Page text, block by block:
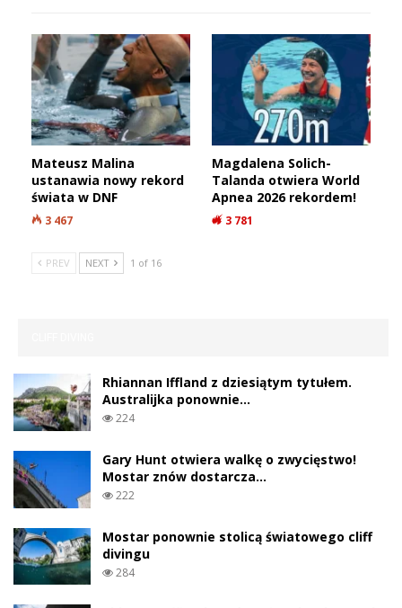
Mateusz Malina
ustanawia nowy rekord
świata w DNF
3 467
Magdalena Solich-
Talanda otwiera World
Apnea 2026 rekordem!
3 781
PREV NEXT 1 of 16
Rhiannan Iffland z dziesiątym tytułem.
Australijka ponownie…
224
Gary Hunt otwiera walkę o zwycięstwo!
Mostar znów dostarcza…
222
Mostar ponownie stolicą światowego cliff
divingu
284